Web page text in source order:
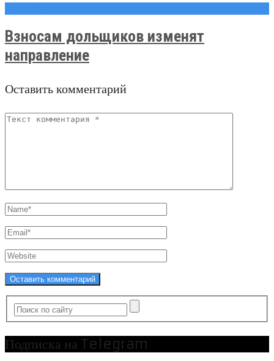
Взносам дольщиков изменят
направление
Оставить комментарий
Подписка на Telegram